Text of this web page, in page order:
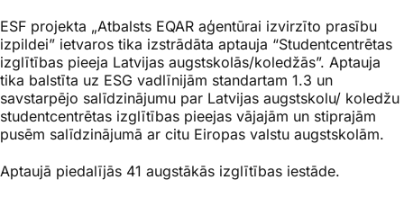
ESF projekta „Atbalsts EQAR aģentūrai izvirzīto prasību
izpildei” ietvaros tika izstrādāta aptauja “Studentcentrētas
izglītības pieeja Latvijas augstskolās/koledžās”. Aptauja
tika balstīta uz ESG vadlīnijām standartam 1.3 un
savstarpējo salīdzinājumu par Latvijas augstskolu/ koledžu
studentcentrētas izglītības pieejas vājajām un stiprajām
pusēm salīdzinājumā ar citu Eiropas valstu augstskolām.
Aptaujā piedalījās 41 augstākās izglītības iestāde.